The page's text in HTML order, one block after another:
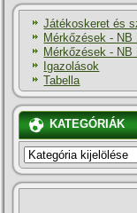
Játékoskeret és
Mérkőzések - NB I
Mérkőzések - NB
Igazolások
Tabella
KATEGÓRIÁK
KATEGÓRIÁK